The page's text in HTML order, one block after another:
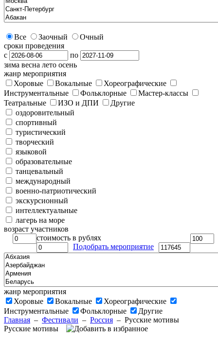
Все Заочный
Очный
сроки проведения
с
по
зима весна лето осень
жанр мероприятия
Хоровые
Вокальные
Хореографические
Инструментальные
Фольклорные
Мастер-классы
Театральные
ИЗО и ДПИ
Другие
оздоровительный
спортивный
туристический
творческий
языковой
образовательные
танцевальный
международный
военно-патриотический
экскурсионный
интеллектуальные
лагерь на море
возраст участников
стоимость в рублях
Подобрать мероприятие
жанр мероприятия
Хоровые
Вокальные
Хореографические
Инструментальные
Фольклорные
Другие
Главная – Фестивали – Россия – Русские мотивы
Русские мотивы